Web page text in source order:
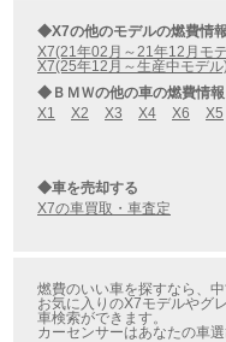
◆X7の他のモデルの燃費情報
X7(21年02月～21年12月モ
X7(25年12月～生産中モデル
◆ＢＭＷの他の車の燃費情報
X1
X2 X3 X4 X6 X5
◆車を売却する
X7の車買取・車査定
燃費のいい車を探すなら、
お気に入りのX7モデルやグ
車検索ができます。
カーセンサーはあなたの車